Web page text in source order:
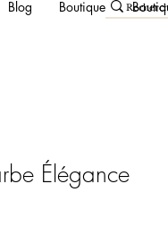
Blog Boutique
Élégance